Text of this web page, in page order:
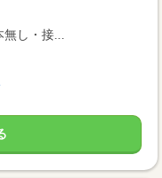
し・接...